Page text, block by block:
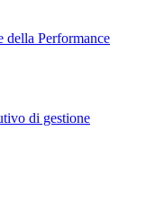
della Performance
di gestione